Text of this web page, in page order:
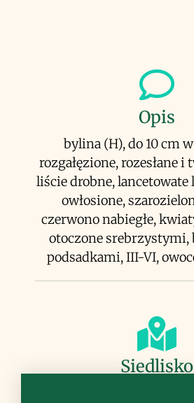
Opis
bylina (H), do 10 cm
rozgałęzione, rozesłane i
liście drobne,
owłosione,
czerwono nabiegłe,
otoczone srebrzystymi,
podsadkami, III-VI,
Siedlisko